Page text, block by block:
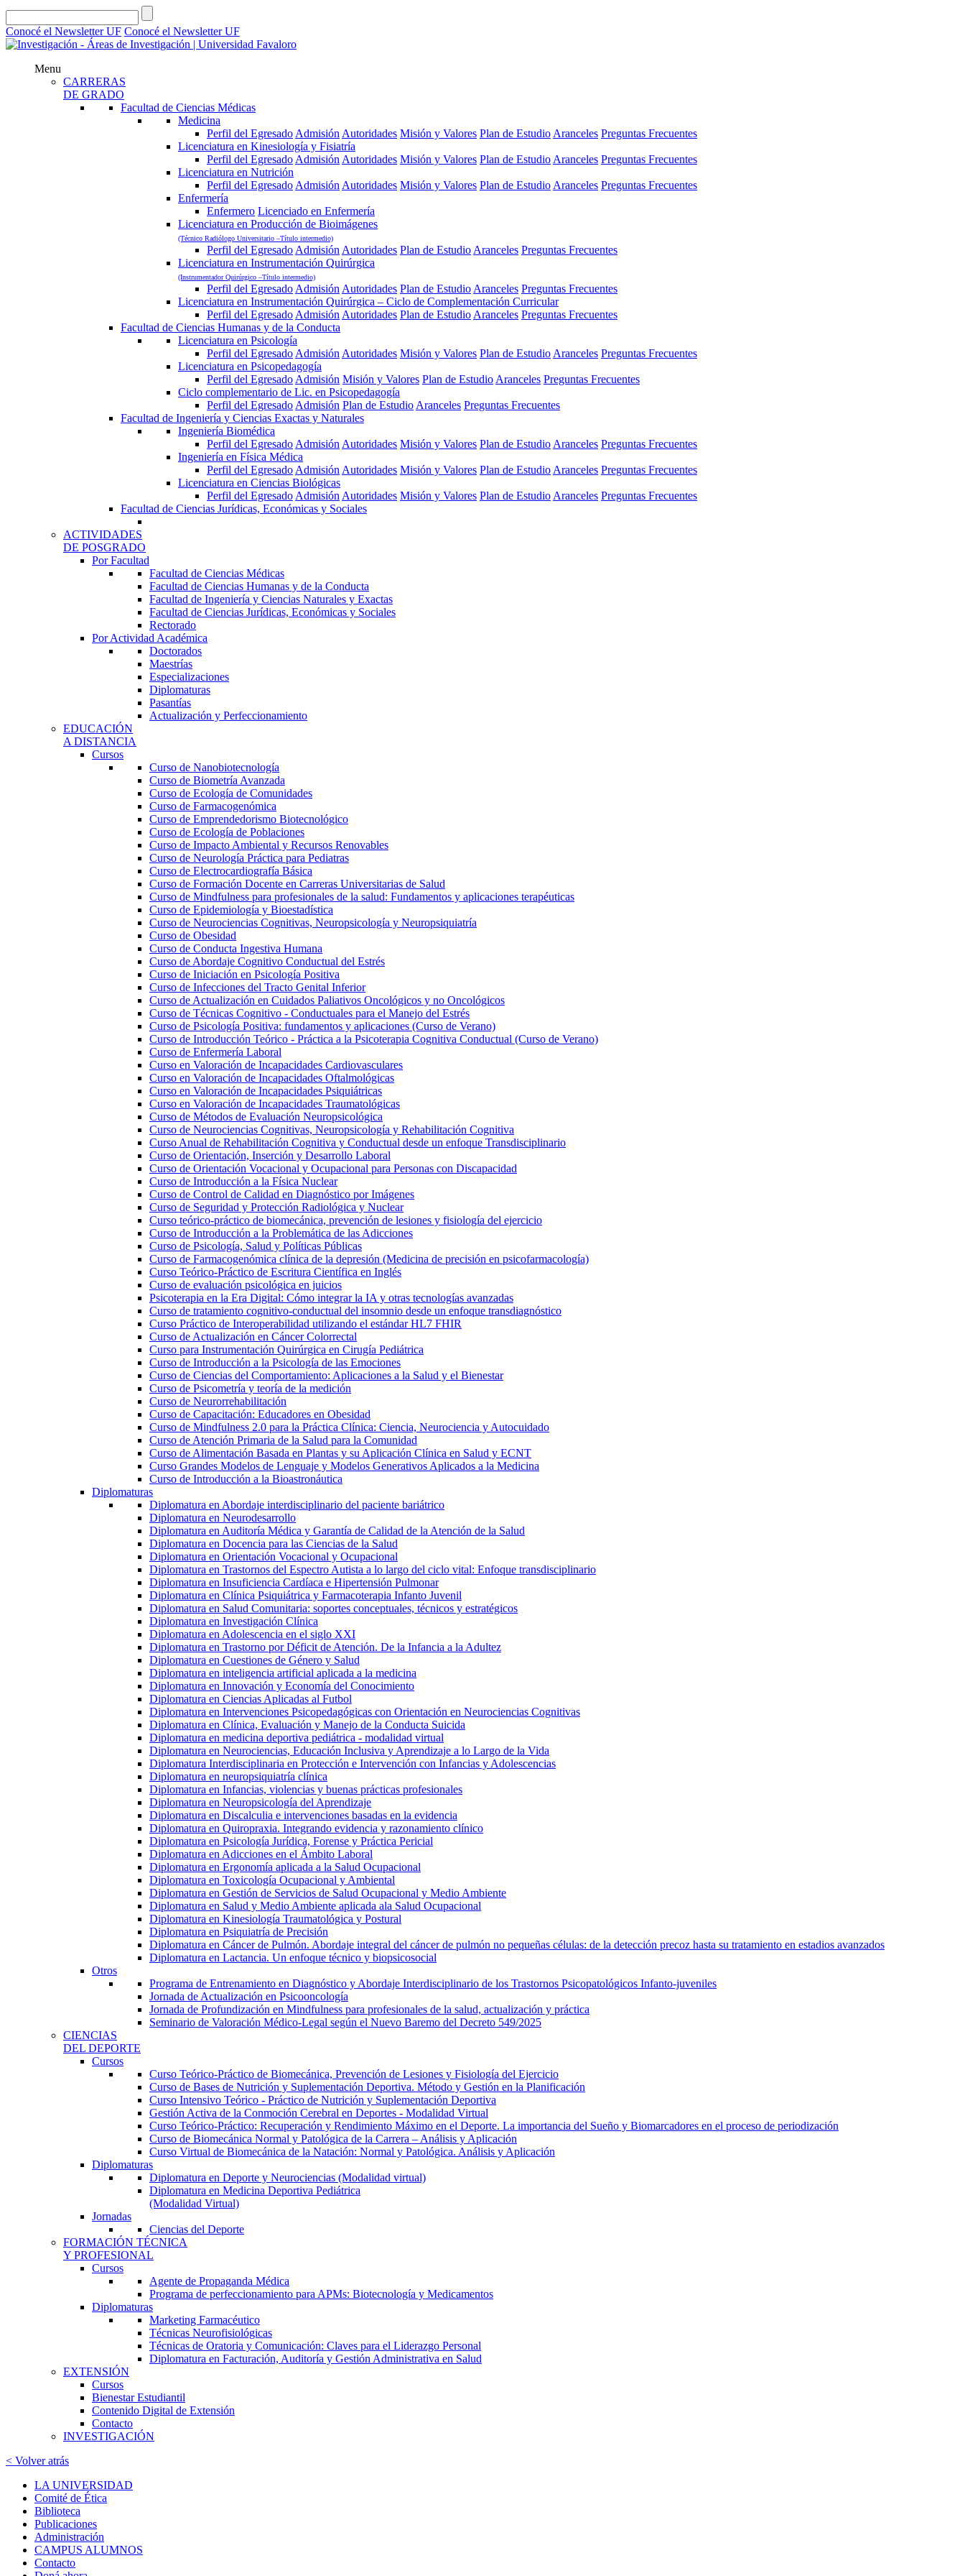
Conocé el Newsletter UF Conocé el Newsletter UF
Menu
CARRERAS
DE GRADO
Facultad de Ciencias Médicas
Medicina
Perfil del Egresado Admisión Autoridades Misión y Valores Plan de Estudio Aranceles Preguntas Frecuentes
Licenciatura en Kinesiología y Fisiatría
Perfil del Egresado Admisión Autoridades Misión y Valores Plan de Estudio Aranceles Preguntas Frecuentes
Licenciatura en Nutrición
Perfil del Egresado Admisión Autoridades Misión y Valores Plan de Estudio Aranceles Preguntas Frecuentes
Enfermería
Enfermero Licenciado en Enfermería
Licenciatura en Producción de Bioimágenes
(Técnico Radiólogo Universitario –Título intermedio)
Perfil del Egresado Admisión Autoridades Plan de Estudio Aranceles Preguntas Frecuentes
Licenciatura en Instrumentación Quirúrgica
(Instrumentador Quirúrgico –Título intermedio)
Perfil del Egresado Admisión Autoridades Plan de Estudio Aranceles Preguntas Frecuentes
Licenciatura en Instrumentación Quirúrgica – Ciclo de Complementación Curricular
Perfil del Egresado Admisión Autoridades Plan de Estudio Aranceles Preguntas Frecuentes
Facultad de Ciencias Humanas y de la Conducta
Licenciatura en Psicología
Perfil del Egresado Admisión Autoridades Misión y Valores Plan de Estudio Aranceles Preguntas Frecuentes
Licenciatura en Psicopedagogía
Perfil del Egresado Admisión Misión y Valores Plan de Estudio Aranceles Preguntas Frecuentes
Ciclo complementario de Lic. en Psicopedagogía
Perfil del Egresado Admisión Plan de Estudio Aranceles Preguntas Frecuentes
Facultad de Ingeniería y Ciencias Exactas y Naturales
Ingeniería Biomédica
Perfil del Egresado Admisión Autoridades Misión y Valores Plan de Estudio Aranceles Preguntas Frecuentes
Ingeniería en Física Médica
Perfil del Egresado Admisión Autoridades Misión y Valores Plan de Estudio Aranceles Preguntas Frecuentes
Licenciatura en Ciencias Biológicas
Perfil del Egresado Admisión Autoridades Misión y Valores Plan de Estudio Aranceles Preguntas Frecuentes
Facultad de Ciencias Jurídicas, Económicas y Sociales
ACTIVIDADES
DE POSGRADO
Por Facultad
Facultad de Ciencias Médicas
Facultad de Ciencias Humanas y de la Conducta
Facultad de Ingeniería y Ciencias Naturales y Exactas
Facultad de Ciencias Jurídicas, Económicas y Sociales
Rectorado
Por Actividad Académica
Doctorados
Maestrías
Especializaciones
Diplomaturas
Pasantías
Actualización y Perfeccionamiento
EDUCACIÓN
A DISTANCIA
Cursos
Curso de Nanobiotecnología
Curso de Biometría Avanzada
Curso de Ecología de Comunidades
Curso de Farmacogenómica
Curso de Emprendedorismo Biotecnológico
Curso de Ecología de Poblaciones
Curso de Impacto Ambiental y Recursos Renovables
Curso de Neurología Práctica para Pediatras
Curso de Electrocardiografía Básica
Curso de Formación Docente en Carreras Universitarias de Salud
Curso de Mindfulness para profesionales de la salud: Fundamentos y aplicaciones terapéuticas
Curso de Epidemiología y Bioestadística
Curso de Neurociencias Cognitivas, Neuropsicología y Neuropsiquiatría
Curso de Obesidad
Curso de Conducta Ingestiva Humana
Curso de Abordaje Cognitivo Conductual del Estrés
Curso de Iniciación en Psicología Positiva
Curso de Infecciones del Tracto Genital Inferior
Curso de Actualización en Cuidados Paliativos Oncológicos y no Oncológicos
Curso de Técnicas Cognitivo - Conductuales para el Manejo del Estrés
Curso de Psicología Positiva: fundamentos y aplicaciones (Curso de Verano)
Curso de Introducción Teórico - Práctica a la Psicoterapia Cognitiva Conductual (Curso de Verano)
Curso de Enfermería Laboral
Curso en Valoración de Incapacidades Cardiovasculares
Curso en Valoración de Incapacidades Oftalmológicas
Curso en Valoración de Incapacidades Psiquiátricas
Curso en Valoración de Incapacidades Traumatológicas
Curso de Métodos de Evaluación Neuropsicológica
Curso de Neurociencias Cognitivas, Neuropsicología y Rehabilitación Cognitiva
Curso Anual de Rehabilitación Cognitiva y Conductual desde un enfoque Transdisciplinario
Curso de Orientación, Inserción y Desarrollo Laboral
Curso de Orientación Vocacional y Ocupacional para Personas con Discapacidad
Curso de Introducción a la Física Nuclear
Curso de Control de Calidad en Diagnóstico por Imágenes
Curso de Seguridad y Protección Radiológica y Nuclear
Curso teórico-práctico de biomecánica, prevención de lesiones y fisiología del ejercicio
Curso de Introducción a la Problemática de las Adicciones
Curso de Psicología, Salud y Políticas Públicas
Curso de Farmacogenómica clínica de la depresión (Medicina de precisión en psicofarmacología)
Curso Teórico-Práctico de Escritura Científica en Inglés
Curso de evaluación psicológica en juicios
Psicoterapia en la Era Digital: Cómo integrar la IA y otras tecnologías avanzadas
Curso de tratamiento cognitivo-conductual del insomnio desde un enfoque transdiagnóstico
Curso Práctico de Interoperabilidad utilizando el estándar HL7 FHIR
Curso de Actualización en Cáncer Colorrectal
Curso para Instrumentación Quirúrgica en Cirugía Pediátrica
Curso de Introducción a la Psicología de las Emociones
Curso de Ciencias del Comportamiento: Aplicaciones a la Salud y el Bienestar
Curso de Psicometría y teoría de la medición
Curso de Neurorrehabilitación
Curso de Capacitación: Educadores en Obesidad
Curso de Mindfulness 2.0 para la Práctica Clínica: Ciencia, Neurociencia y Autocuidado
Curso de Atención Primaria de la Salud para la Comunidad
Curso de Alimentación Basada en Plantas y su Aplicación Clínica en Salud y ECNT
Curso Grandes Modelos de Lenguaje y Modelos Generativos Aplicados a la Medicina
Curso de Introducción a la Bioastronáutica
Diplomaturas
Diplomatura en Abordaje interdisciplinario del paciente bariátrico
Diplomatura en Neurodesarrollo
Diplomatura en Auditoría Médica y Garantía de Calidad de la Atención de la Salud
Diplomatura en Docencia para las Ciencias de la Salud
Diplomatura en Orientación Vocacional y Ocupacional
Diplomatura en Trastornos del Espectro Autista a lo largo del ciclo vital: Enfoque transdisciplinario
Diplomatura en Insuficiencia Cardíaca e Hipertensión Pulmonar
Diplomatura en Clínica Psiquiátrica y Farmacoterapia Infanto Juvenil
Diplomatura en Salud Comunitaria: soportes conceptuales, técnicos y estratégicos
Diplomatura en Investigación Clínica
Diplomatura en Adolescencia en el siglo XXI
Diplomatura en Trastorno por Déficit de Atención. De la Infancia a la Adultez
Diplomatura en Cuestiones de Género y Salud
Diplomatura en inteligencia artificial aplicada a la medicina
Diplomatura en Innovación y Economía del Conocimiento
Diplomatura en Ciencias Aplicadas al Futbol
Diplomatura en Intervenciones Psicopedagógicas con Orientación en Neurociencias Cognitivas
Diplomatura en Clínica, Evaluación y Manejo de la Conducta Suicida
Diplomatura en medicina deportiva pediátrica - modalidad virtual
Diplomatura en Neurociencias, Educación Inclusiva y Aprendizaje a lo Largo de la Vida
Diplomatura Interdisciplinaria en Protección e Intervención con Infancias y Adolescencias
Diplomatura en neuropsiquiatría clínica
Diplomatura en Infancias, violencias y buenas prácticas profesionales
Diplomatura en Neuropsicología del Aprendizaje
Diplomatura en Discalculia e intervenciones basadas en la evidencia
Diplomatura en Quiropraxia. Integrando evidencia y razonamiento clínico
Diplomatura en Psicología Jurídica, Forense y Práctica Pericial
Diplomatura en Adicciones en el Ámbito Laboral
Diplomatura en Ergonomía aplicada a la Salud Ocupacional
Diplomatura en Toxicología Ocupacional y Ambiental
Diplomatura en Gestión de Servicios de Salud Ocupacional y Medio Ambiente
Diplomatura en Salud y Medio Ambiente aplicada ala Salud Ocupacional
Diplomatura en Kinesiología Traumatológica y Postural
Diplomatura en Psiquiatría de Precisión
Diplomatura en Cáncer de Pulmón. Abordaje integral del cáncer de pulmón no pequeñas células: de la detección precoz hasta su tratamiento en estadios avanzados
Diplomatura en Lactancia. Un enfoque técnico y biopsicosocial
Otros
Programa de Entrenamiento en Diagnóstico y Abordaje Interdisciplinario de los Trastornos Psicopatológicos Infanto-juveniles
Jornada de Actualización en Psicooncología
Jornada de Profundización en Mindfulness para profesionales de la salud, actualización y práctica
Seminario de Valoración Médico-Legal según el Nuevo Baremo del Decreto 549/2025
CIENCIAS
DEL DEPORTE
Cursos
Curso Teórico-Práctico de Biomecánica, Prevención de Lesiones y Fisiología del Ejercicio
Curso de Bases de Nutrición y Suplementación Deportiva. Método y Gestión en la Planificación
Curso Intensivo Teórico - Práctico de Nutrición y Suplementación Deportiva
Gestión Activa de la Conmoción Cerebral en Deportes - Modalidad Virtual
Curso Teórico-Práctico: Recuperación y Rendimiento Máximo en el Deporte. La importancia del Sueño y Biomarcadores en el proceso de periodización
Curso de Biomecánica Normal y Patológica de la Carrera – Análisis y Aplicación
Curso Virtual de Biomecánica de la Natación: Normal y Patológica. Análisis y Aplicación
Diplomaturas
Diplomatura en Deporte y Neurociencias (Modalidad virtual)
Diplomatura en Medicina Deportiva Pediátrica
(Modalidad Virtual)
Jornadas
Ciencias del Deporte
FORMACIÓN TÉCNICA
Y PROFESIONAL
Cursos
Agente de Propaganda Médica
Programa de perfeccionamiento para APMs: Biotecnología y Medicamentos
Diplomaturas
Marketing Farmacéutico
Técnicas Neurofisiológicas
Técnicas de Oratoria y Comunicación: Claves para el Liderazgo Personal
Diplomatura en Facturación, Auditoría y Gestión Administrativa en Salud
EXTENSIÓN
Cursos
Bienestar Estudiantil
Contenido Digital de Extensión
Contacto
INVESTIGACIÓN
< Volver atrás
LA UNIVERSIDAD
Comité de Ética
Biblioteca
Publicaciones
Administración
CAMPUS ALUMNOS
Contacto